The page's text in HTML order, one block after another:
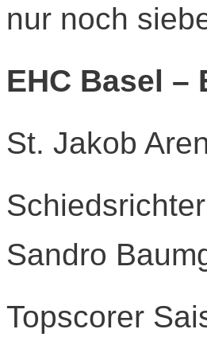
nur noch
EHC Basel –
St. Jakob
Sandro
Topscorer